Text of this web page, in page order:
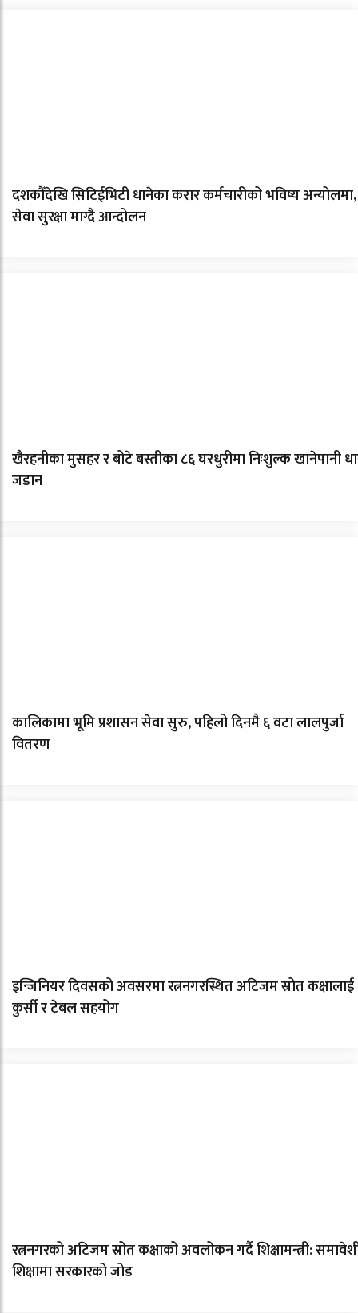
दशकौँदेखि सिटिईभिटी धानेका करार कर्मचारीको भविष्य अन्योलमा,
सेवा सुरक्षा माग्दै आन्दोलन
खैरहनीका मुसहर र बोटे बस्तीका ८६ घरधुरीमा निःशुल्क खानेपानी
जडान
कालिकामा भूमि प्रशासन सेवा सुरु, पहिलो दिनमै ६ वटा लालपुर्जा
वितरण
इन्जिनियर दिवसको अवसरमा रत्ननगरस्थित अटिजम स्रोत कक्षालाई
कुर्सी र टेबल सहयोग
रत्ननगरको अटिजम स्रोत कक्षाको अवलोकन गर्दै शिक्षामन्त्री:
शिक्षामा सरकारको जोड